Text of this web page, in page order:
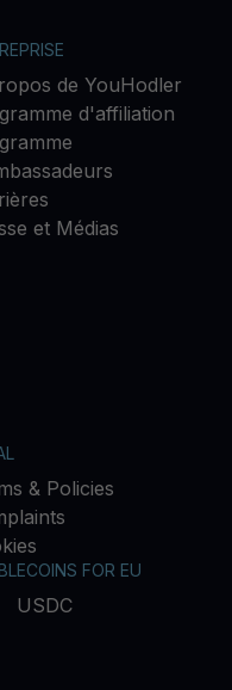
de YouHodler
d'affiliation
et Médias
& Policies
FOR EU
USDC